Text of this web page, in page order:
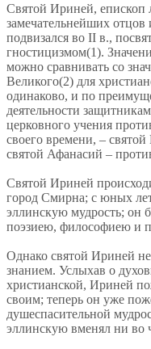
Святой Ириней, епископ
замечательнейших
подвизался во II в.,
гностицизмом(1).
можно сравнивать со
Великого(2) для
одинаково, и по
деятельности
церковного учения
своего времени, –
святой Афанасий –
Святой Ириней
город Смирна; с юных
эллинскую мудрость; он
поэзиею, философиею и
Однако святой Ириней
знанием. Услыхав о
христианской, Ириней
своим; теперь он уже
душеспасительной
эллинскую вменял ни во